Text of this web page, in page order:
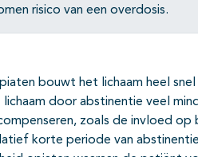
risico van een overdosis.
bouwt het lichaam heel
door abstinentie veel
zoals de invloed op
korte periode van